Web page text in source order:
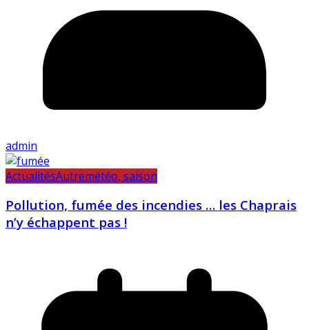
admin
ActualitésAutremétéo, saison
Pollution, fumée des incendies … les Chaprais
n’y échappent pas !